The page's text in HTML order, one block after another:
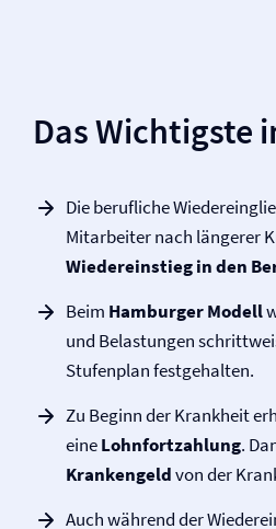
Das Wichtigste
Die berufliche
Mitarbeiter nach längerer
Wiedereinstieg in den
Beim Hamburger Modell
und Belastungen
Stufenplan festgehalten.
Zu Beginn der Krankheit
eineLohnfortzahlung.
Krankengeldvon der
Auch während der